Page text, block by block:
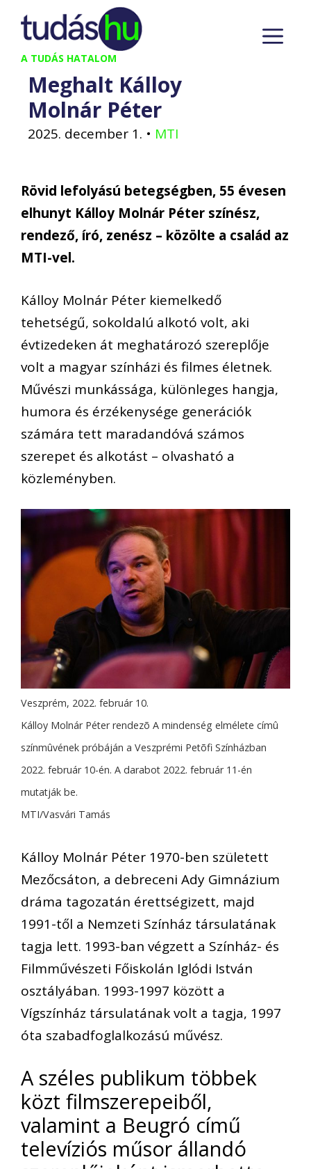
Kilépés
tartalomba
A TUDÁS HATALOM
Meghalt Kálloy
Molnár Péter
2025. december 1. • MTI
Rövid lefolyású betegségben, 55 évesen
elhunyt Kálloy Molnár Péter színész,
rendező, író, zenész – közölte a család az
MTI-vel.
Kálloy Molnár Péter kiemelkedő
tehetségű, sokoldalú alkotó volt, aki
évtizedeken át meghatározó szereplője
volt a magyar színházi és filmes életnek.
Művészi munkássága, különleges hangja,
humora és érzékenysége generációk
számára tett maradandóvá számos
szerepet és alkotást – olvasható a
közleményben.
Veszprém, 2022. február 10.
Kálloy Molnár Péter rendezõ A mindenség elmélete címû
színmûvének próbáján a Veszprémi Petõfi Színházban
2022. február 10-én. A darabot 2022. február 11-én
mutatják be.
MTI/Vasvári Tamás
Kálloy Molnár Péter 1970-ben született
Mezőcsáton, a debreceni Ady Gimnázium
dráma tagozatán érettségizett, majd
1991-től a Nemzeti Színház társulatának
tagja lett. 1993-ban végzett a Színház- és
Filmművészeti Főiskolán Iglódi István
osztályában. 1993-1997 között a
Vígszínház társulatának volt a tagja, 1997
óta szabadfoglalkozású művész.
A széles publikum többek
közt filmszerepeiből,
valamint a Beugró című
televíziós műsor állandó